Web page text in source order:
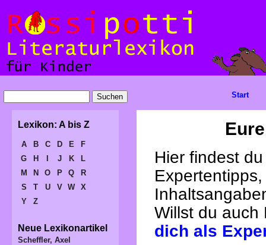
Hier findest
Willst du
dich als
Start
Lexikon: A bis Z
A B C D E
F
G
H J K
L
M
N O P Q
R
S
T U V W
X
Y
Z
Neue Lexikonartikel
Scheffler, Axel